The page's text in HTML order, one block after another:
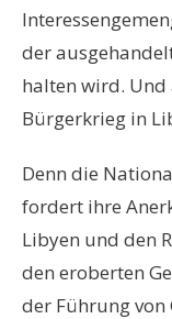
der
halten wird. Und
Bürgerkrieg in
Denn die
fordert ihre
Libyen und den
den eroberten
der Führung von